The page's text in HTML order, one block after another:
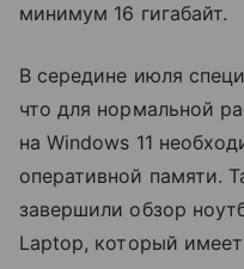
минимум 16 гигабайт.
В середине июля
что для нормальной
на Windows 11
оперативной памяти.
завершили обзор
Laptop, который имеет